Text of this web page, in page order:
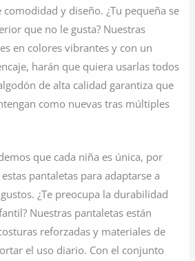
y diseño. ¿Tu pequeña se
que no le gusta? Nuestras
en colores vibrantes y con un
harán que quiera usarlas todos
de alta calidad garantiza que
como nuevas tras múltiples
que cada niña es única, por
pantaletas para adaptarse a
¿Te preocupa la durabilidad
Nuestras pantaletas están
reforzadas y materiales de
el uso diario. Con el conjunto